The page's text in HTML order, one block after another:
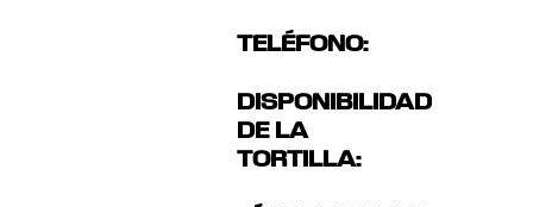
TELÉFONO:
DISPONIBILIDAD
DE LA
TORTILLA: